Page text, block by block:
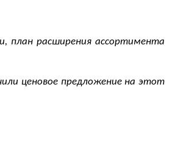
план расширения ассортимента
ценовое предложение на этот